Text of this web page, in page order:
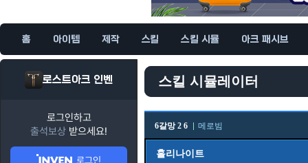
홈 아이템 제작 스킬 스킬 시뮬 아크 패시브
로스트아크 인벤
로그인하고
출석보상 받으세요!
로그인
스킬 시뮬레이터
6갈망 2 6 메로빔
홀리나이트